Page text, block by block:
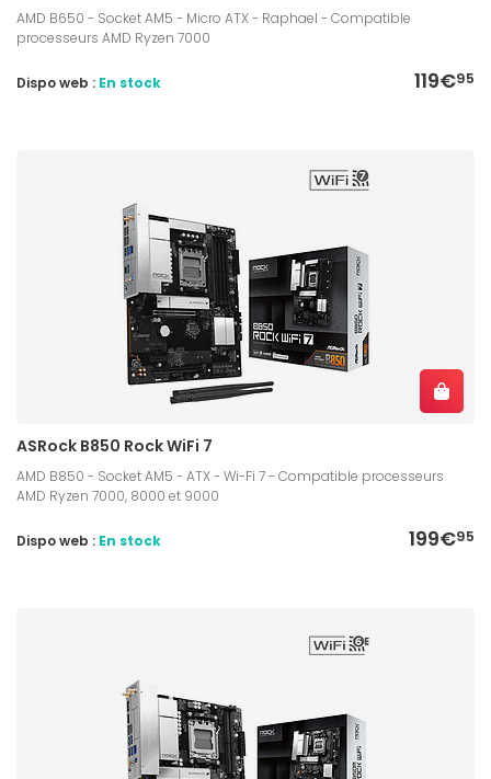
AMD B650 - Socket AM5 - Micro ATX - Raphael - Compatible
processeurs AMD Ryzen 7000
119€95
Dispo web : En stock
ASRock B850 Rock WiFi 7
AMD B850 - Socket AM5 - ATX - Wi-Fi 7 - Compatible processeurs
AMD Ryzen 7000, 8000 et 9000
199€95
Dispo web : En stock